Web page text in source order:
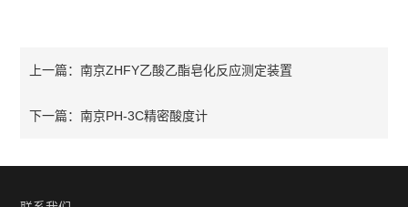
上一篇：南京ZHFY乙酸乙酯皂化反应测定装置
下一篇：南京PH-3C精密酸度计